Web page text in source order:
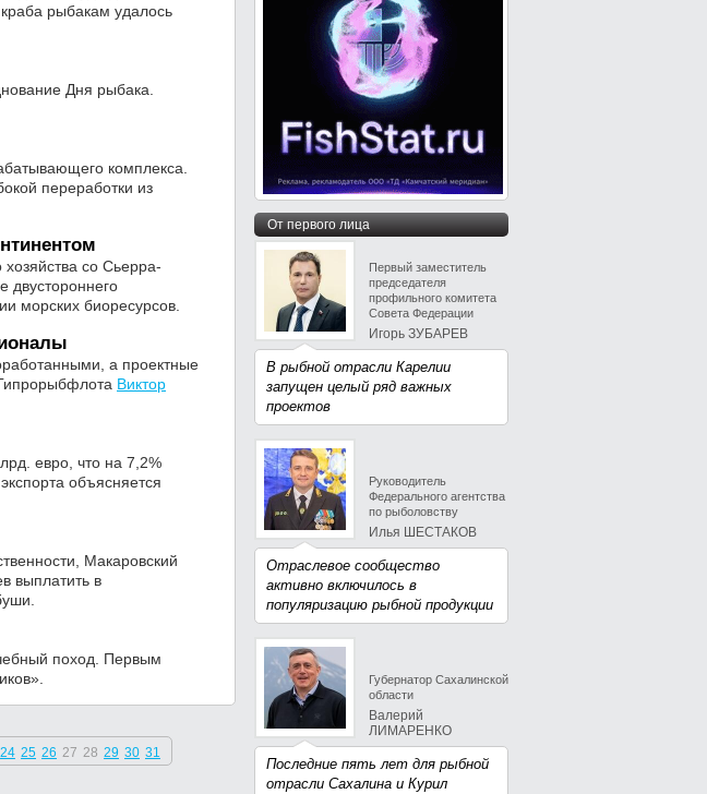
рыбакам удалось
Дня рыбака.
комплекса.
переработки из
со Сьерра-
двустороннего
морских биоресурсов.
а проектные
Виктор
евро, что на 7,2%
объясняется
Макаровский
выплатить в
поход. Первым
24 25 26 27 28 29 30 31
От первого лица
Первый заместитель
председателя
профильного комитета
Совета Федерации
Игорь ЗУБАРЕВ
В рыбной отрасли Карелии
запущен целый ряд важных
проектов
Руководитель
Федерального агентства
по рыболовству
Илья ШЕСТАКОВ
Отраслевое сообщество
активно включилось в
популяризацию рыбной продукции
Губернатор Сахалинской
области
Валерий
ЛИМАРЕНКО
Последние пять лет для рыбной
отрасли Сахалина и Курил